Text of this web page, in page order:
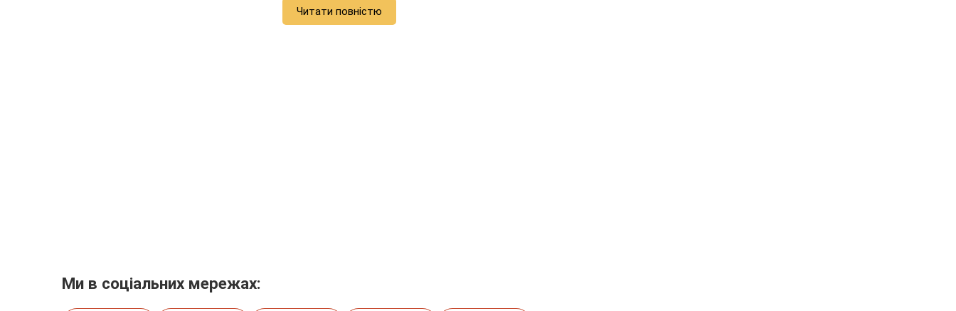
Читати повністю
Ми в соціальних мережах: